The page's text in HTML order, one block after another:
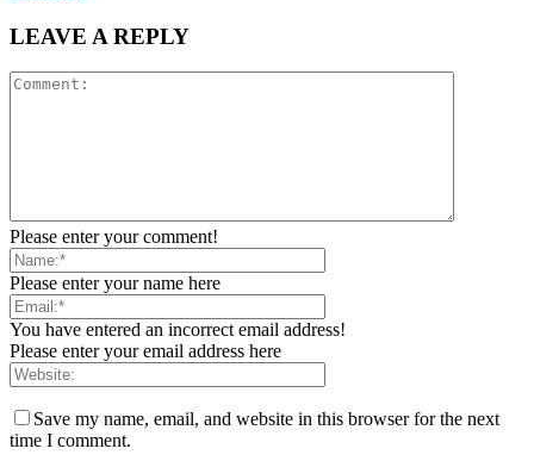
LEAVE A REPLY
Please enter your comment!
Please enter your name here
You have entered an incorrect email address!
Please enter your email address here
Save my name, email, and website in this browser for the next
time I comment.